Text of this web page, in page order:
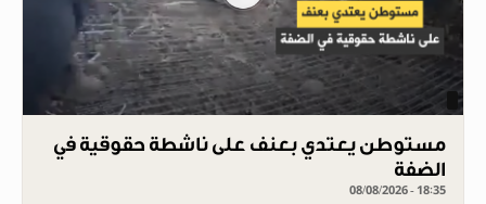
مستوطن يعتدي بعنف على ناشطة حقوقية في
الضفة
08/08/2026 - 18:35